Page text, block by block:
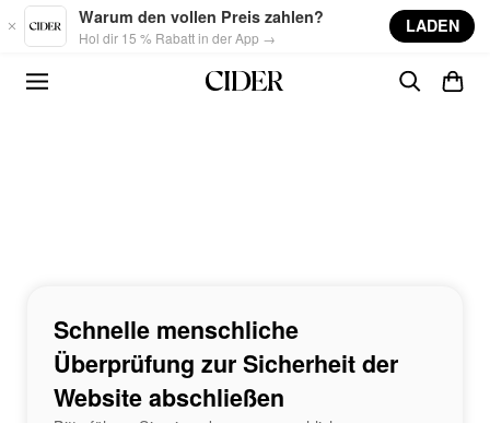
Skip to main content
Warum den vollen Preis zahlen?
Hol dir 15 % Rabatt in der App →
LADEN
Schnelle menschliche
Überprüfung zur Sicherheit der
Website abschließen